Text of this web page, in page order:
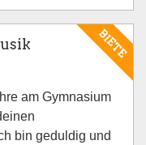
BIETE
am Gymnasium
bin geduldig und